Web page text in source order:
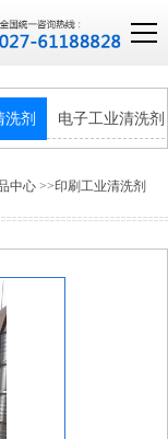
洗剂 电子工业清洗剂
中心 >>印刷工业清洗剂